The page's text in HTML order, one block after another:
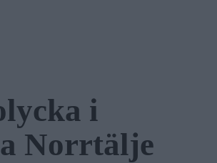
på väg 276 – stor påverkan på trafiken
drivmedelspriser är hat mot
i
Norrtälje